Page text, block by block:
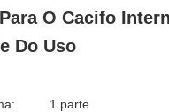
O Cacifo
Do Uso
1 parte